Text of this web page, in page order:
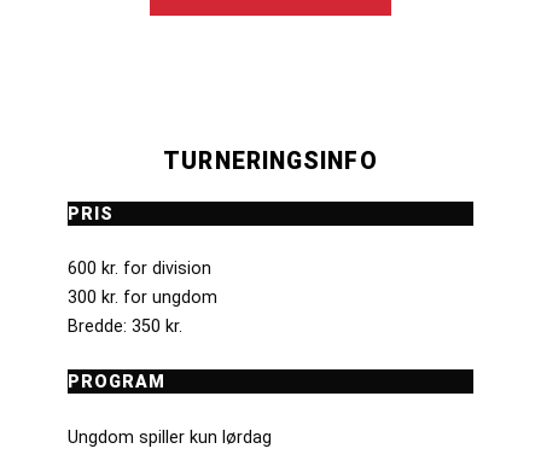
TURNERINGSINFO
PRIS
600 kr. for division
300 kr. for ungdom
Bredde: 350 kr.
PROGRAM
Ungdom spiller kun lørdag